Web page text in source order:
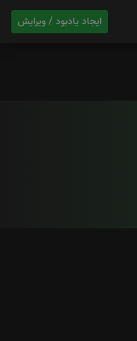
ایجاد یادبود / ویرایش